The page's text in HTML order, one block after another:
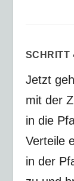
SCHRITT
Jetzt
mit der
in die
Verteile
in der